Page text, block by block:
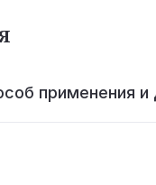
применения и